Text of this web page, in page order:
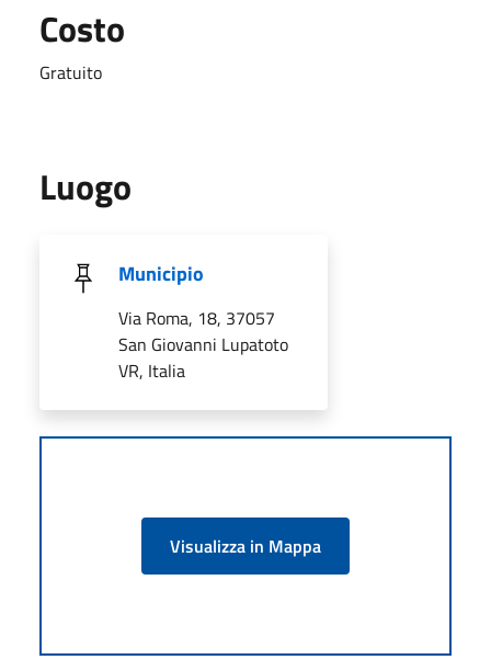
Costo
Gratuito
Luogo
Municipio
Via Roma, 18, 37057
San Giovanni Lupatoto
VR, Italia
Visualizza in Mappa